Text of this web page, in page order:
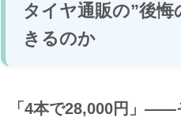
タイヤ通販の”後
きるのか
「4本で28,000円」——